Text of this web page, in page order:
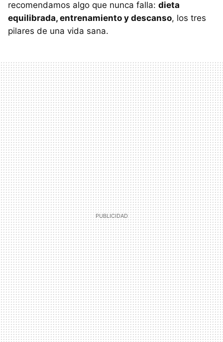
recomendamos algo que nunca falla: dieta
equilibrada, entrenamiento y descanso, los tres
pilares de una vida sana.